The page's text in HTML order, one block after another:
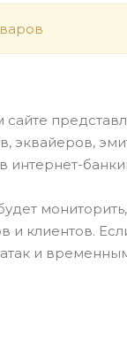
эквайеров,
интернет-
и клиентов.
и